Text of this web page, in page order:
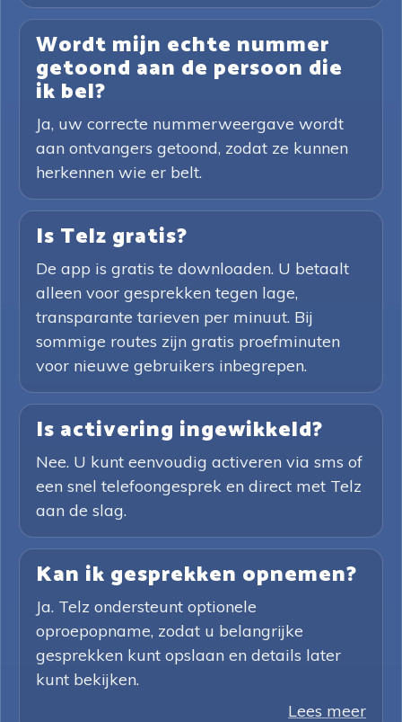
Wordt mijn echte nummer
getoond aan de persoon die
ik bel?
Ja, uw correcte nummerweergave wordt
aan ontvangers getoond, zodat ze kunnen
herkennen wie er belt.
Is Telz gratis?
De app is gratis te downloaden. U betaalt
alleen voor gesprekken tegen lage,
transparante tarieven per minuut. Bij
sommige routes zijn gratis proefminuten
voor nieuwe gebruikers inbegrepen.
Is activering ingewikkeld?
Nee. U kunt eenvoudig activeren via sms of
een snel telefoongesprek en direct met Telz
aan de slag.
Kan ik gesprekken opnemen?
Ja. Telz ondersteunt optionele
oproepopname, zodat u belangrijke
gesprekken kunt opslaan en details later
kunt bekijken.
Lees meer